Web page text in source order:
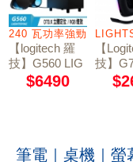
選擇
240 瓦功率強勁音效
【logitech 羅
技】G560 LIG
HTSYNC PC
電競音箱系統
$6490
【
技】
B炫光
筆電｜桌機｜螢